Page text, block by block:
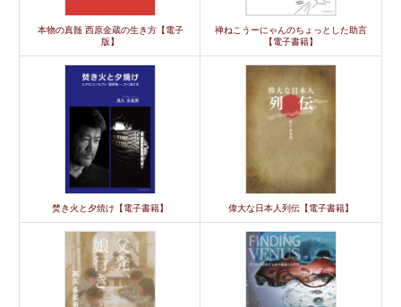
本物の真髄 西原金蔵の生き方【電子
版】
禅ねこうーにゃんのちょっとした助言
【電子書籍】
焚き火と夕焼け【電子書籍】 偉大な日本人列伝【電子書籍】